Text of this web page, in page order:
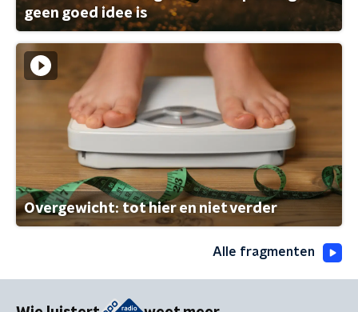
geen goed idee is
Overgewicht: tot hier en niet verder
Alle fragmenten